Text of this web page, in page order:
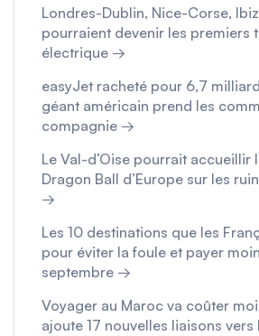
Londres-Dublin, Nice-Corse,
pourraient devenir les premiers
électrique →
easyJet racheté pour 6,7
géant américain prend les
compagnie →
Le Val-d’Oise pourrait accueillir
Dragon Ball d’Europe sur les
→
Les 10 destinations que les
pour éviter la foule et payer
septembre →
Voyager au Maroc va coûter
ajoute 17 nouvelles liaisons vers